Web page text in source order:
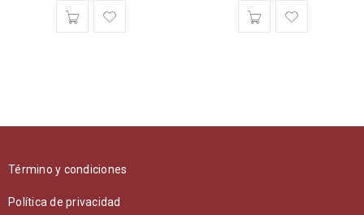
Término y condiciones
Política de privacidad